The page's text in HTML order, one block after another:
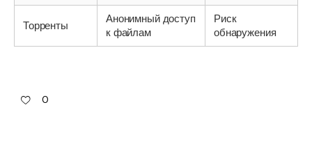
Торренты
Анонимный доступ
к файлам
Риск
обнаружения
0